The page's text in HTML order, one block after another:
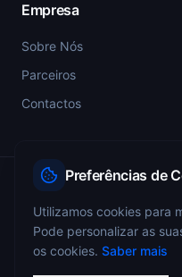
Empresa
Sobre Nós
Parceiros
Contactos
ANEPC —
Preferências de
Utilizamos cookies para
Pode personalizar as
os cookies. Saber mais